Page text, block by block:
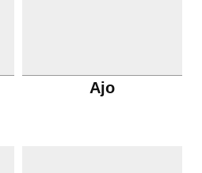
Ajo